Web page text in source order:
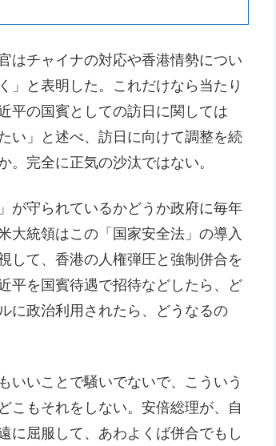
はチャイナの対応や香港情勢につい
」と表明した。これだけなら当たり
平の国賓としての訪日に関しては
い」と述べ、訪日に向けて調整を続
完全に正気の沙汰ではない。
が守られているかどうか政府に毎年
大統領はこの「国家安全法」の導入
して、香港の人権弾圧と強制併合を
平を国賓待遇で招待などしたら、ど
に政治利用されたら、どうなるの
いいことで騒いでないで、こういう
こもそれをしない。安倍総理が、自
に屈服して、あわよくば併合でもし